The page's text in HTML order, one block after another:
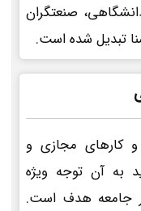
صنعتگران
تبدیل شده است.
کارهای مجازی و
به آن توجه ویژه
جامعه هدف است.